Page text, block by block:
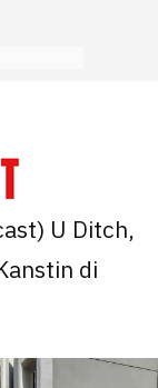
U Ditch,
di